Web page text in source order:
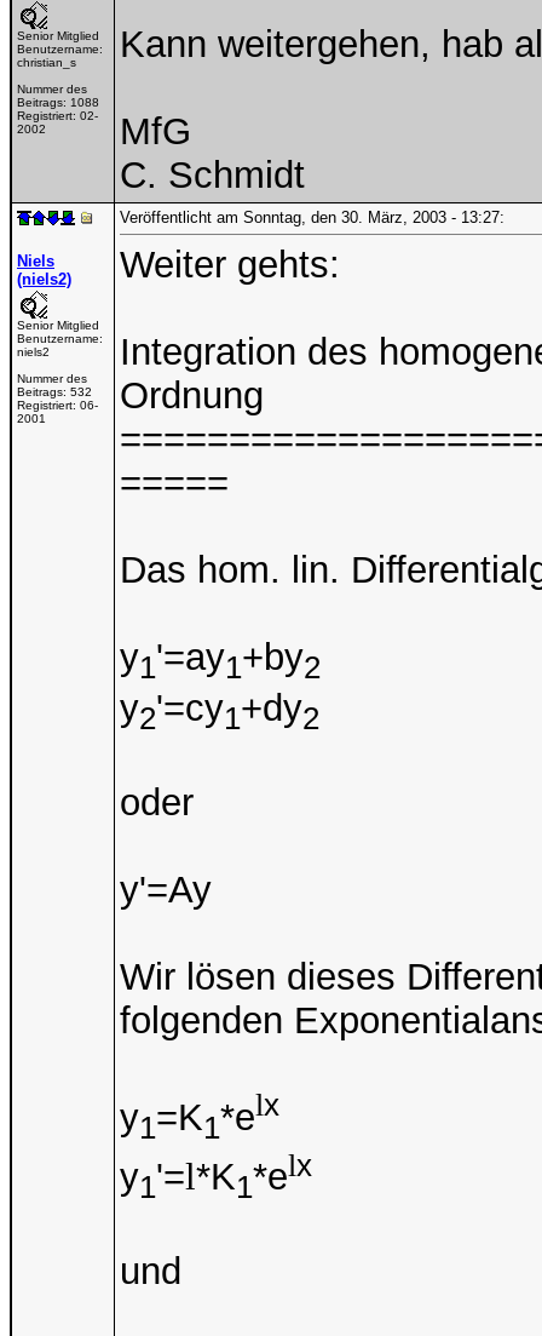
Senior Mitglied
Benutzername:
christian_s
Nummer des
Beitrags: 1088
Registriert: 02-
2002
Kann weitergehen, hab
MfG
C. Schmidt
Niels
(niels2)
Senior Mitglied
Benutzername:
niels2
Nummer des
Beitrags: 532
Registriert: 06-
2001
Veröffentlicht am Sonntag, den 30. März, 2003 - 13:27:
Weiter gehts:
Integration des
Ordnung
=====
Das hom. lin.
y1'=ay1+by2
y2'=cy1+dy2
oder
y'=Ay
Wir lösen dieses
folgenden
y1=K1*elx
y1'=l*K1*elx
und